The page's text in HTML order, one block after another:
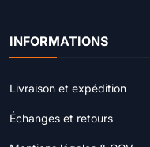
INFORMATIONS
Livraison et expédition
Échanges et retours